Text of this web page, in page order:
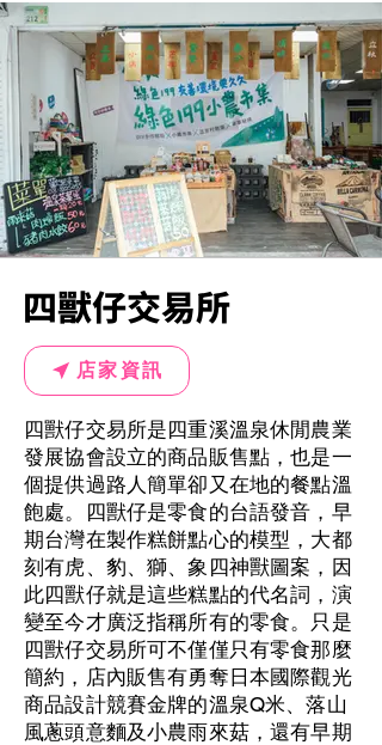
四獸仔交易所
店家資訊
四獸仔交易所是四重溪溫泉休閒農業
發展協會設立的商品販售點，也是一
個提供過路人簡單卻又在地的餐點溫
飽處。四獸仔是零食的台語發音，早
期台灣在製作糕餅點心的模型，大都
刻有虎、豹、獅、象四神獸圖案，因
此四獸仔就是這些糕點的代名詞，演
變至今才廣泛指稱所有的零食。只是
四獸仔交易所可不僅僅只有零食那麼
簡約，店內販售有勇奪日本國際觀光
商品設計競賽金牌的溫泉Q米、落山
風蔥頭意麵及小農雨來菇，還有早期